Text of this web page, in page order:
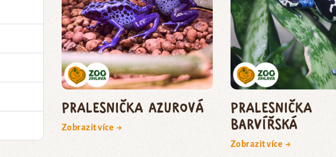
pralesnička azurová
Zobrazit více →
pralesnička
barvířská
Zobrazit více →